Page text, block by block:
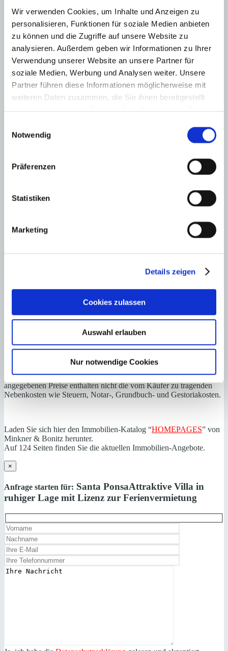
Wir verwenden Cookies, um Inhalte und Anzeigen zu
personalisieren, Funktionen für soziale Medien anbieten
zu können und die Zugriffe auf unsere Website zu
analysieren. Außerdem geben wir Informationen zu Ihrer
Verwendung unserer Website an unsere Partner für
soziale Medien, Werbung und Analysen weiter. Unsere
Partner führen diese Informationen möglicherweise mit
weiteren Daten zusammen, die Sie ihnen bereitgestellt
Notwendig
Präferenzen
Statistiken
Marketing
Details zeigen
Cookies zulassen
Auswahl erlauben
Nur notwendige Cookies
sowie ein Smart-Home-System sorgen für maximalen Wohnkomfort
und eine intuitive Steuerung sämtlicher Funktionen.
Erdgeschoss: Eingangsbereich, Wohn-/Esszimmer, offene Küche,
Hauptschlafzimmer mit Ankleide und Bad, weiteres Schlafzimmer
mit Bad, Wirtschaftsraum, Gästetoilette, Technik/Abstellraum,
Garage, Zugang zur Poolterrasse
Obergeschoss: Schlafzimmer mit Bad und Terrasse, weiteres
Schlafzimmer, Bad
Abstellraum
Gäste-WC Hafennähe
Massivbauweise
Energiezertifikat wurde beantragt
Steuern beim Immobilienkauf auf Mallorca!
Haftungs- und Courtageklausel
Alle Angaben basieren auf Informationen und Daten, die uns vom
Verkäufer/Auftraggeber zur Verfügung gestellt wurden. Minkner &
Partner übernimmt keinerlei Garantie für Vollständigkeit, Richtigkeit
und Aktualität der Angaben und Legalität der Immobilie. Die
angegebenen Preise enthalten nicht die vom Käufer zu tragenden
Nebenkosten wie Steuern, Notar-, Grundbuch- und Gestoriakosten.
Laden Sie sich hier den Immobilien-Katalog “HOMEPAGES” von
Minkner & Bonitz herunter.
Auf 124 Seiten finden Sie die aktuellen Immobilien-Angebote.
×
Anfrage starten für: Santa PonsaAttraktive Villa in
ruhiger Lage mit Lizenz zur Ferienvermietung